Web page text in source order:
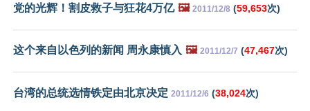
党的光辉！割皮救子与狂花4万亿 🖼️ 2011/12/8 (59,653次)
这个来自以色列的新闻 周永康慎入 🖼️ 2011/12/7 (47,467次)
台湾的总统选情铁定由北京决定 2011/12/6 (38,024次)